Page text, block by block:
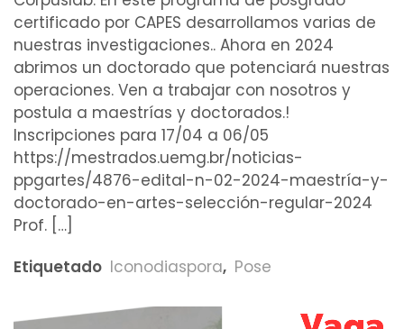
certificado por CAPES desarrollamos varias de
nuestras investigaciones.. Ahora en 2024
abrimos un doctorado que potenciará nuestras
operaciones. Ven a trabajar con nosotros y
postula a maestrías y doctorados.!
Inscripciones para 17/04 a 06/05
https://mestrados.uemg.br/noticias-
ppgartes/4876-edital-n-02-2024-maestría-y-
doctorado-en-artes-selección-regular-2024
Prof. […]
Etiquetado Iconodiaspora, Pose